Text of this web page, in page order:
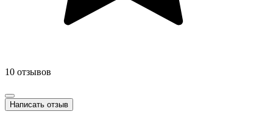
10 отзывов
Написать отзыв